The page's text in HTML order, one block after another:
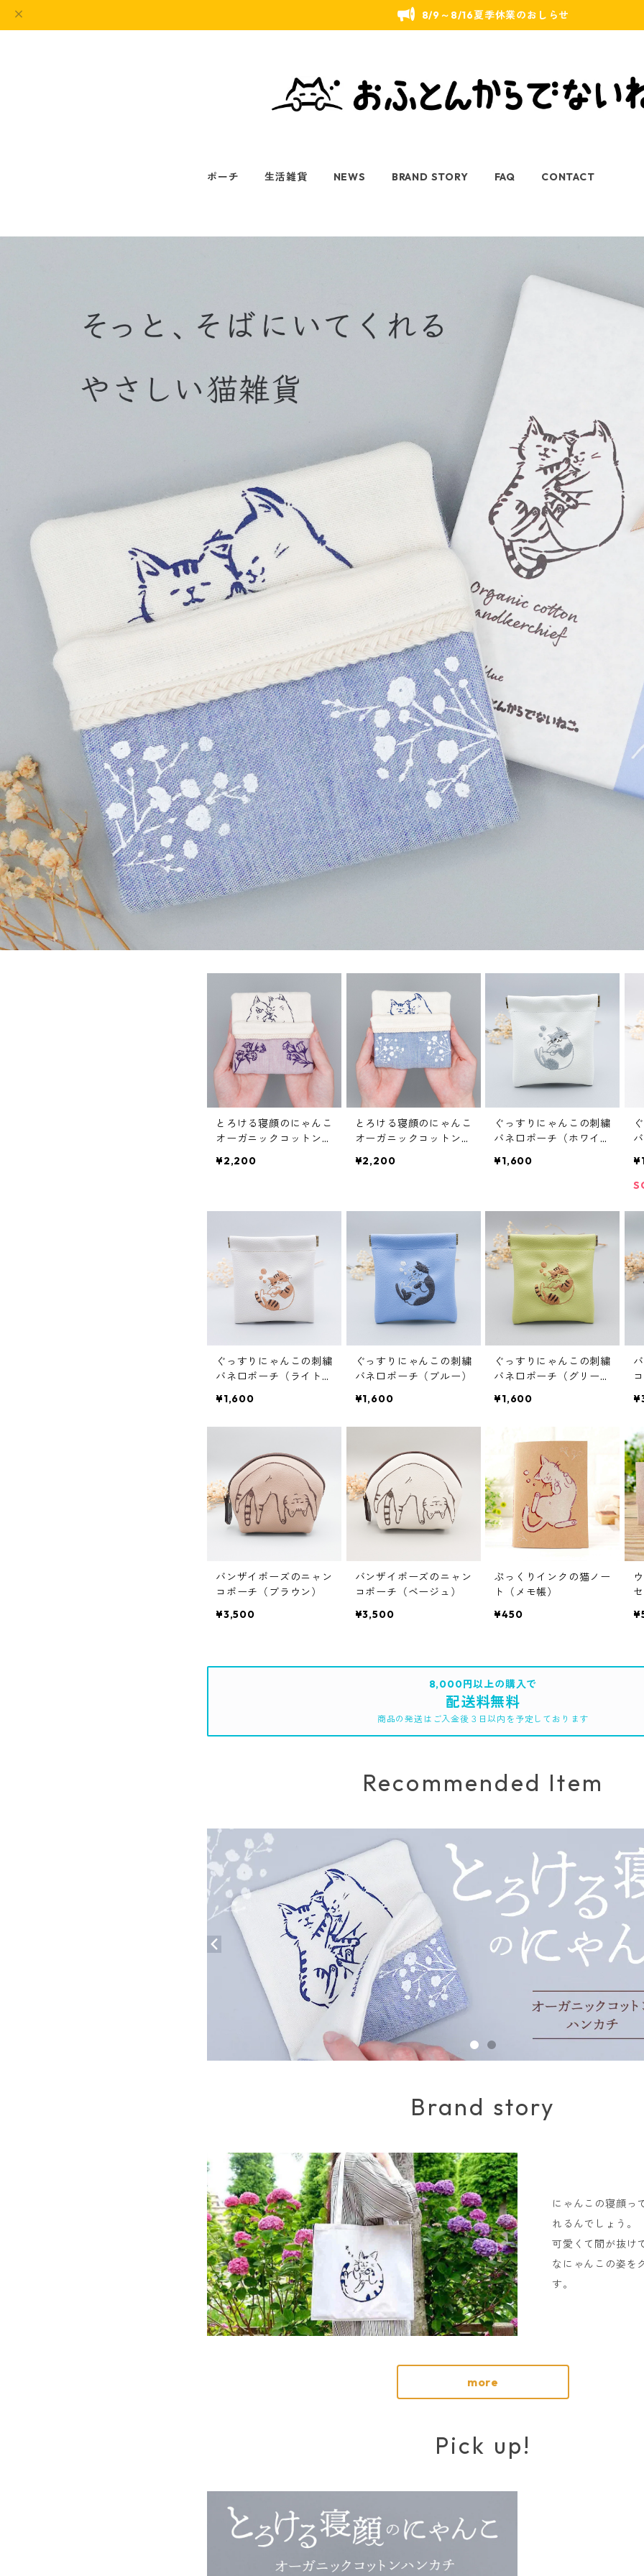
8/9～8/16夏季休業のおしらせ
ポーチ 生活雑貨 NEWS BRAND STORY FAQ CONTACT
とろける寝顔のにゃんこ
オーガニックコットンハ
¥2,200
とろける寝顔のにゃんこ
オーガニックコットンハ
¥2,200
ぐっすりにゃんこの刺繍
バネ口ポーチ（ホワイ
¥1,600
ぐっすりにゃんこの刺繍
バネ口ポーチ（ライトベ
¥1,600
ぐっすりにゃんこの刺繍
バネ口ポーチ（ブルー）
¥1,600
ぐっすりにゃんこの刺繍
バネ口ポーチ（グリー
¥1,600
バンザイポーズのニャン
コポーチ（ブラウン）
¥3,500
バンザイポーズのニャン
コポーチ（ベージュ）
¥3,500
ぷっくりインクの猫ノー
ト（メモ帳）
¥450
8,000円以上の購入で
配送料無料
商品の発送はご入金後３日以内を予定しております
Recommended Item
Brand story
にゃんこの寝顔っ
れるんでしょう。
可愛くて間が抜け
なにゃんこの姿を
す。
more
Pick up!